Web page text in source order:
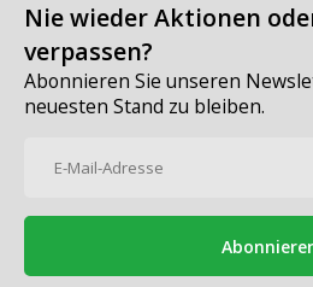
Nie wieder Aktionen
verpassen?
Abonnieren Sie unseren
neuesten Stand zu bleiben.